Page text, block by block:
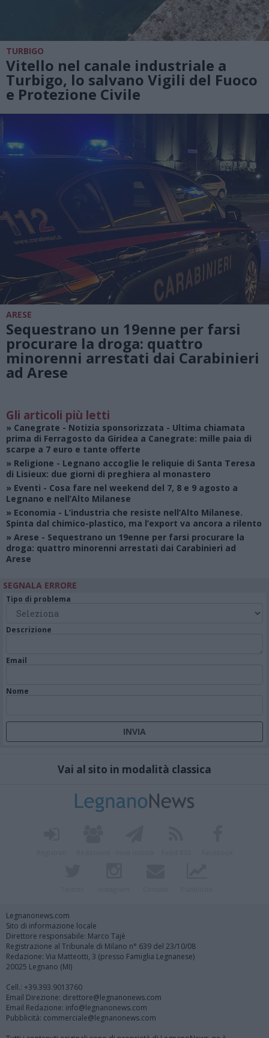
TURBIGO
Vitello nel canale industriale a
Turbigo, lo salvano Vigili del Fuoco
e Protezione Civile
ARESE
Sequestrano un 19enne per farsi
procurare la droga: quattro
minorenni arrestati dai Carabinieri
ad Arese
Gli articoli più letti
» Canegrate - Notizia sponsorizzata - Ultima chiamata
prima di Ferragosto da Giridea a Canegrate: mille paia di
scarpe a 7 euro e tante offerte
» Religione - Legnano accoglie le reliquie di Santa Teresa
di Lisieux: due giorni di preghiera al monastero
» Eventi - Cosa fare nel weekend del 7, 8 e 9 agosto a
Legnano e nell’Alto Milanese
» Economia - L’industria che resiste nell’Alto Milanese.
Spinta dal chimico-plastico, ma l’export va ancora a rilento
» Arese - Sequestrano un 19enne per farsi procurare la
droga: quattro minorenni arrestati dai Carabinieri ad
Arese
SEGNALA ERRORE
Tipo di problema
Descrizione
Email
Nome
Vai al sito in modalità classica
Legnanonews.com
Sito di informazione locale
Direttore responsabile: Marco Tajè
Registrazione al Tribunale di Milano n° 639 del 23/10/08
Redazione: Via Matteotti, 3 (presso Famiglia Legnanese)
20025 Legnano (MI)
Cell.: +39.393.9013760
Email Direzione: direttore@legnanonews.com
Email Redazione: info@legnanonews.com
Pubblicità: commerciale@legnanonews.com